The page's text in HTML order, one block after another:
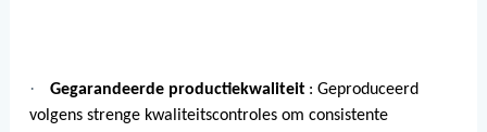
· Gegarandeerde productiekwaliteit : Geproduceerd
volgens strenge kwaliteitscontroles om consistente